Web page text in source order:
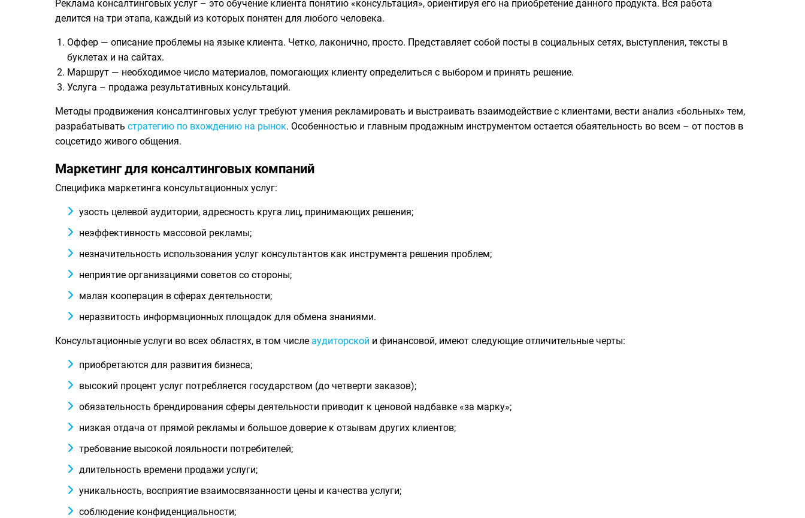
Реклама консалтинговых услуг – это обучение клиента понятию «консультация», ориентируя его на приобретение данного продукта. Вся работа
делится на три этапа, каждый из которых понятен для любого человека.
Оффер — описание проблемы на языке клиента. Четко, лаконично, просто. Представляет собой посты в социальных сетях, выступления, тексты в
буклетах и на сайтах.
Маршрут — необходимое число материалов, помогающих клиенту определиться с выбором и принять решение.
Услуга – продажа результативных консультаций.
Методы продвижения консалтинговых услуг требуют умения рекламировать и выстраивать взаимодействие с клиентами, вести анализ «больных» тем,
разрабатывать стратегию по вхождению на рынок. Особенностью и главным продажным инструментом остается обаятельность во всем – от постов в
соцсетидо живого общения.
Маркетинг для консалтинговых компаний
Специфика маркетинга консультационных услуг:
узость целевой аудитории, адресность круга лиц, принимающих решения;
неэффективность массовой рекламы;
незначительность использования услуг консультантов как инструмента решения проблем;
неприятие организациями советов со стороны;
малая кооперация в сферах деятельности;
неразвитость информационных площадок для обмена знаниями.
Консультационные услуги во всех областях, в том числе аудиторской и финансовой, имеют следующие отличительные черты:
приобретаются для развития бизнеса;
высокий процент услуг потребляется государством (до четверти заказов);
обязательность брендирования сферы деятельности приводит к ценовой надбавке «за марку»;
низкая отдача от прямой рекламы и большое доверие к отзывам других клиентов;
требование высокой лояльности потребителей;
длительность времени продажи услуги;
уникальность, восприятие взаимосвязанности цены и качества услуги;
соблюдение конфиденциальности;